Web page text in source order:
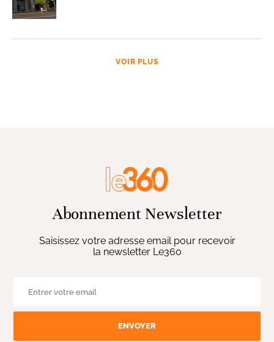
VOIR PLUS
Abonnement Newsletter
Saisissez votre adresse email pour recevoir
la newsletter Le360
ENVOYER